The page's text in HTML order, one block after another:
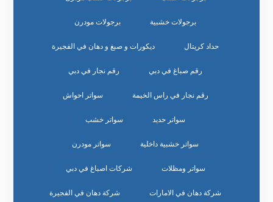
برجولات خشبية برجولات مودرن
حداد كريتال ديكورات و صبغ و دهان في الفجيرة
رقم صباغ في دبي رقم نجار في دبي
رقم نجار في راس الخيمة سواتر احواش
سواتر حديد سواتر خشب
سواتر خشبية داخلية سواتر مودرن
سواتر ومظلات شركات اصباغ في دبي
شركة دهان في الامارات شركة دهان في الفجيرة